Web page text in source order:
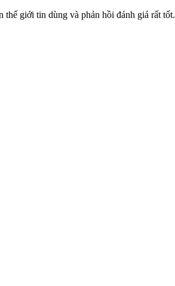
giới tin dùng và phản hồi đánh giá rất tốt.